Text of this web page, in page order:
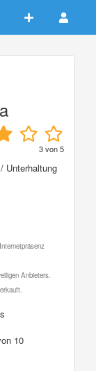
3von5
Unterhaltung
Anbieters.
10